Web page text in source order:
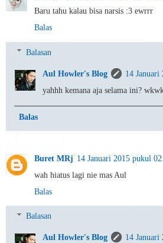
Baru tahu kalau bisa narsis :3 ewrrr
Balas
Balasan
Aul Howler's Blog
14 Januari
yahhh kemana aja selama ini?
Balas
Buret MRj 14 Januari 2015 pukul
wah hiatus lagi nie mas Aul
Balas
Balasan
Aul Howler's Blog
14 Januari